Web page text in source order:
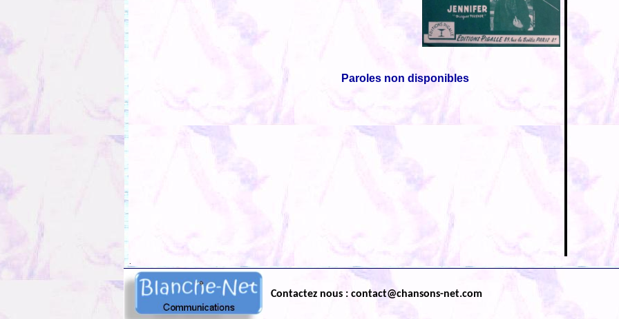
Paroles non disponibles
Contactez nous : contact@chansons-net.com